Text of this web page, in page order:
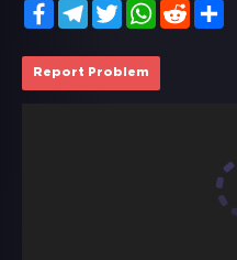
FacebookTelegramTwitterWhatsApp
Reddit
Report Problem